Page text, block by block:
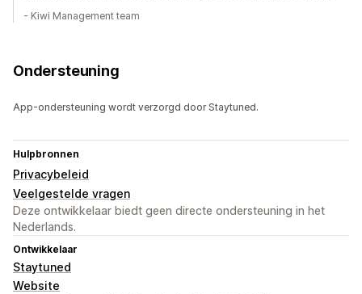
- Kiwi Management team
Ondersteuning
App-ondersteuning wordt verzorgd door Staytuned.
Hulpbronnen
Privacybeleid
Veelgestelde vragen
Deze ontwikkelaar biedt geen directe ondersteuning in het
Nederlands.
Ontwikkelaar
Staytuned
Website